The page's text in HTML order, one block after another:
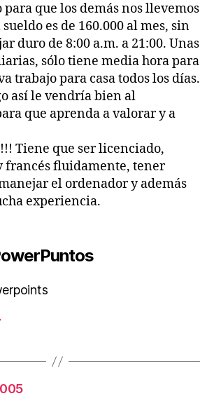
que los demás nos llevemos
es de 160.000 al mes, sin
duro de 8:00 a.m. a 21:00. Unas
sólo tiene media hora para
trabajo para casa todos los días.
así le vendría bien al
que aprenda a valorar y a
Tiene que ser licenciado,
francés fluidamente, tener
el ordenador y además
experiencia.